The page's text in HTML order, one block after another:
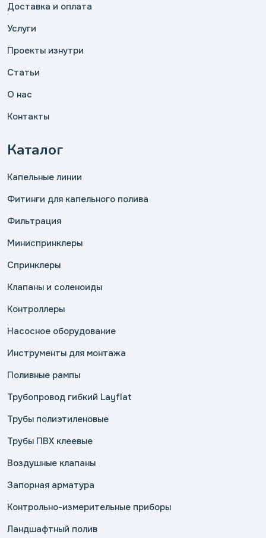
Доставка и оплата
Услуги
Проекты изнутри
Статьи
О нас
Контакты
Каталог
Капельные линии
Фитинги для капельного полива
Фильтрация
Миниспринклеры
Спринклеры
Клапаны и соленоиды
Контроллеры
Насосное оборудование
Инструменты для монтажа
Поливные рампы
Трубопровод гибкий Layflat
Трубы полиэтиленовые
Трубы ПВХ клеевые
Воздушные клапаны
Запорная арматура
Контрольно-измерительные приборы
Ландшафтный полив